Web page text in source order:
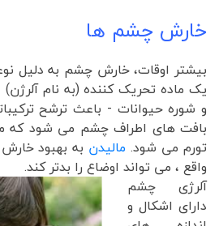
خارش چشم ها
بیشتر اوقات، خارش چشم به دلیل
یک ماده تحریک کننده (به نام آلرژن)
و شوره حیوانات - باعث ترشح
بافت های اطراف چشم می شود که
تورم می شود. مالیدن به بهبود
واقع ، می تواند اوضاع را بدتر کند.
آلرژی چشم
دارای اشکال و